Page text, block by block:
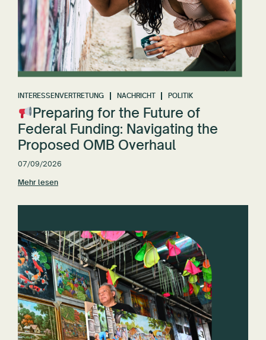
INTERESSENVERTRETUNG NACHRICHT POLITIK
Preparing for the Future of
Federal Funding: Navigating the
Proposed OMB Overhaul
07/09/2026
Mehr lesen